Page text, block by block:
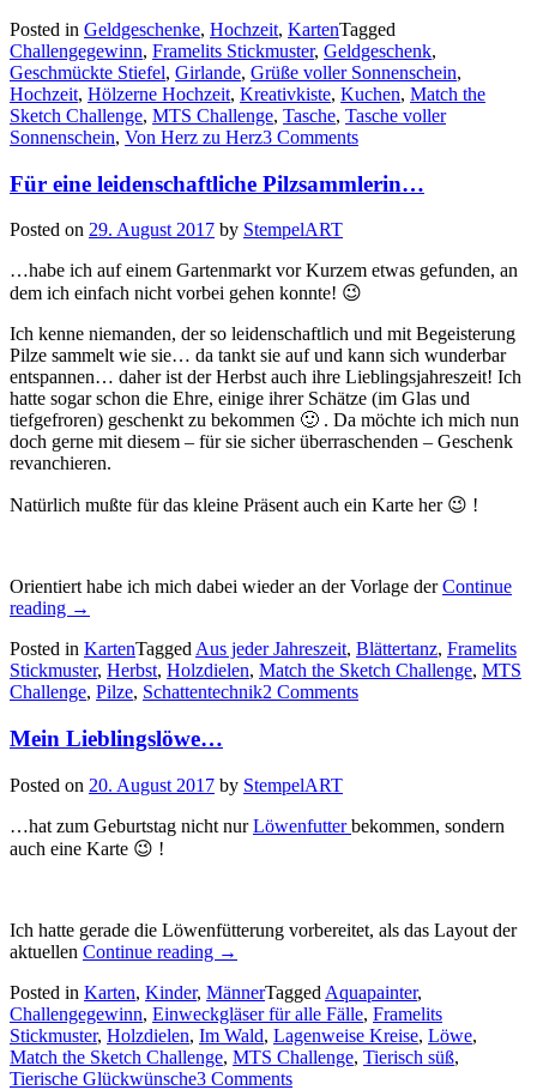
10
Jahre!…“
Posted in Geldgeschenke, Hochzeit, KartenTagged
Challengegewinn, Framelits Stickmuster, Geldgeschenk,
Geschmückte Stiefel, Girlande, Grüße voller Sonnenschein,
Hochzeit, Hölzerne Hochzeit, Kreativkiste, Kuchen, Match the
Sketch Challenge, MTS Challenge, Tasche, Tasche voller
Sonnenschein, Von Herz zu Herz3 Comments
Für eine leidenschaftliche Pilzsammlerin…
Posted on 29. August 2017 by StempelART
…habe ich auf einem Gartenmarkt vor Kurzem etwas gefunden, an
dem ich einfach nicht vorbei gehen konnte! 😉
Ich kenne niemanden, der so leidenschaftlich und mit Begeisterung
Pilze sammelt wie sie… da tankt sie auf und kann sich wunderbar
entspannen… daher ist der Herbst auch ihre Lieblingsjahreszeit! Ich
hatte sogar schon die Ehre, einige ihrer Schätze (im Glas und
tiefgefroren) geschenkt zu bekommen 🙂 . Da möchte ich mich nun
doch gerne mit diesem – für sie sicher überraschenden – Geschenk
revanchieren.
Natürlich mußte für das kleine Präsent auch ein Karte her 😉 !
Orientiert habe ich mich dabei wieder an der Vorlage derContinue
reading „Für
leidenschaftliche
Pilzsammlerin…“
→
Posted in KartenTagged Aus jeder Jahreszeit, Blättertanz, Framelits
Stickmuster, Herbst, Holzdielen, Match the Sketch Challenge, MTS
Challenge, Pilze, Schattentechnik2 Comments
Mein Lieblingslöwe…
Posted on 20. August 2017 by StempelART
…hat zum Geburtstag nicht nurLöwenfutterbekommen, sondern
auch eine Karte 😉 !
Ich hatte gerade die Löwenfütterung vorbereitet, als das Layout der
aktuellen Continue reading „Mein
→
Posted in Karten, Kinder, MännerTagged Aquapainter,
Challengegewinn, Einweckgläser für alle Fälle, Framelits
Stickmuster, Holzdielen, Im Wald, Lagenweise Kreise, Löwe,
Match the Sketch Challenge, MTS Challenge, Tierisch süß,
Tierische Glückwünsche3 Comments